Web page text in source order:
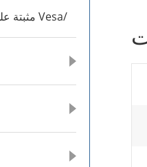
شاشات LCD مثبتة على الحائط Vesa/